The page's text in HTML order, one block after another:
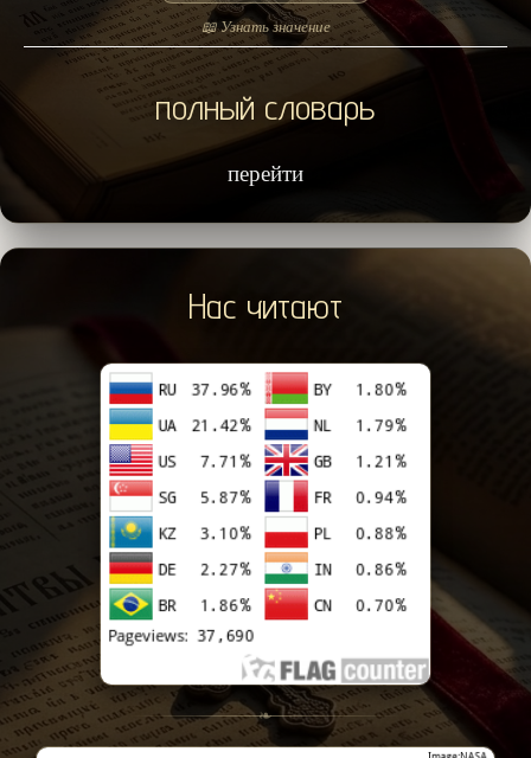
📖 Узнать значение
полный словарь
перейти
Нас читают
❧